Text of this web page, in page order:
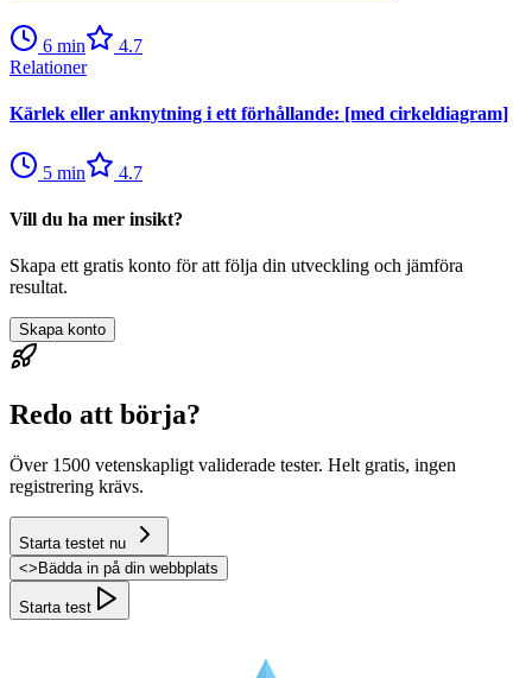
6 min
4.7
Relationer
Kärlek eller anknytning i ett förhållande: [med cirkeldiagram]
5 min 4.7
Vill du ha mer insikt?
Skapa ett gratis konto för att följa din utveckling och jämföra
resultat.
Skapa konto
Redo att börja?
Över 1500 vetenskapligt validerade tester. Helt gratis, ingen
registrering krävs.
Starta testet nu
<> Bädda in på din webbplats
Starta test